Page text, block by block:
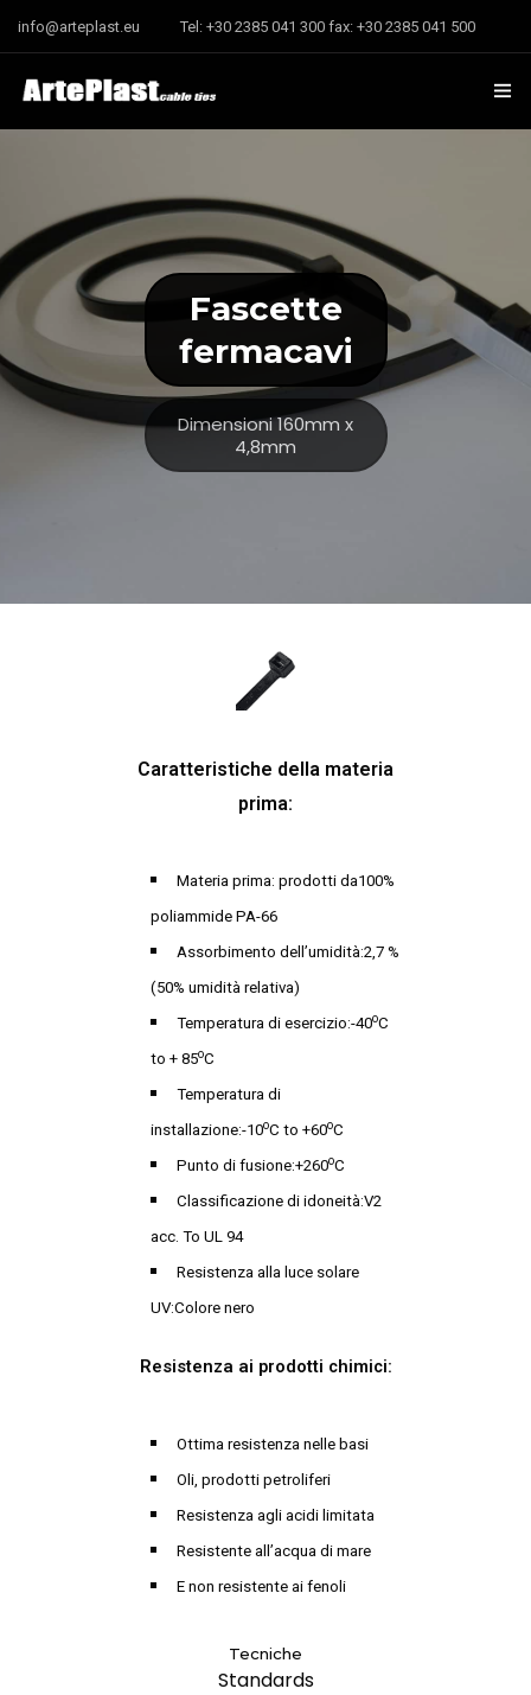
info@arteplast.eu Tel: +30 2385 041 300 fax: +30 2385 041 500
L’ Azienda
Fascette
fermacavi
Dimensioni 160mm x
4,8mm
Caratteristiche della materia
prima:
Materia prima: prodotti da100%
poliammide PA-66
Assorbimento dell’umidità:2,7 %
(50% umidità relativa)
Temperatura di esercizio:-40oC
to + 85oC
Temperatura di
installazione:-10oC to +60oC
Punto di fusione:+260oC
Classificazione di idoneità:V2
acc. To UL 94
Resistenza alla luce solare
UV:Colore nero
Resistenza ai prodotti chimici:
Ottima resistenza nelle basi
Oli, prodotti petroliferi
Resistenza agli acidi limitata
Resistente all’acqua di mare
E non resistente ai fenoli
Tecniche
Standards